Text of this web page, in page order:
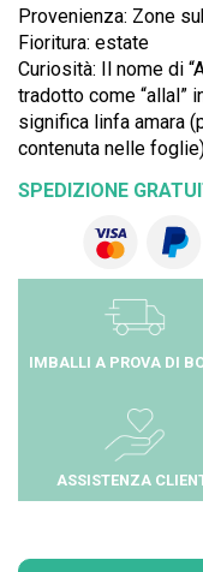
Provenienza: Zone
Fioritura: estate
Curiosità: Il nome di
tradotto come “allal”
significa linfa amara
contenuta nelle
SPEDIZIONE
IMBALLI A PROVA DI
ASSISTENZA